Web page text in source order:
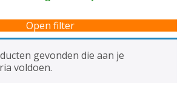
Open filter
gevonden die aan je
voldoen.